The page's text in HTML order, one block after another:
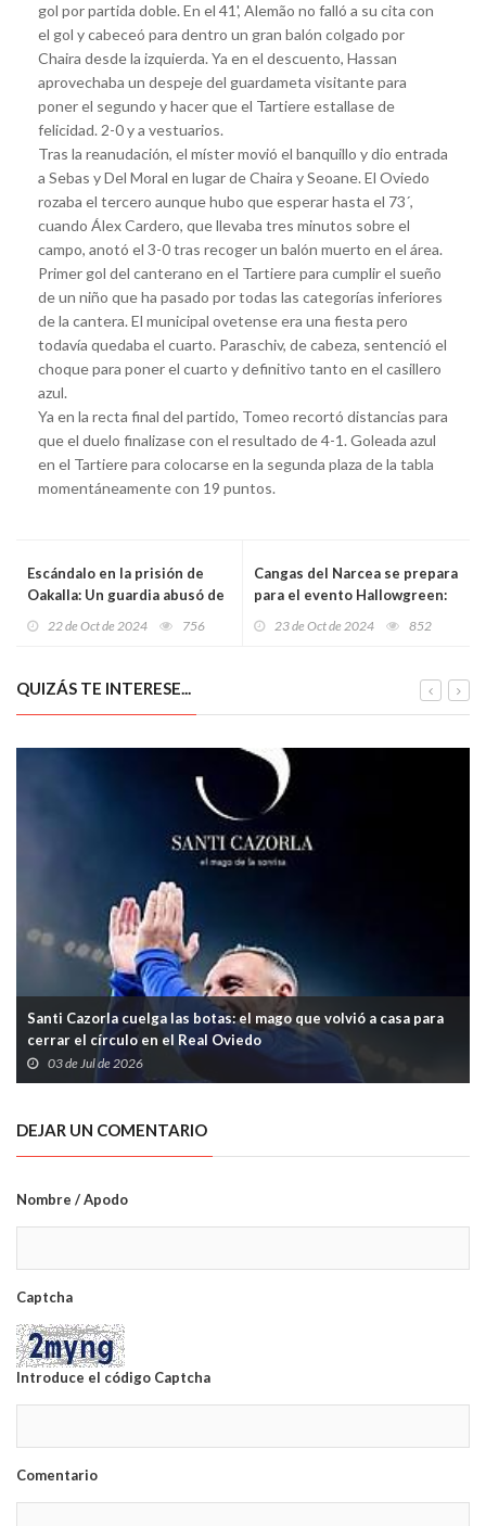
gol por partida doble. En el 41', Alemão no falló a su cita con
el gol y cabeceó para dentro un gran balón colgado por
Chaira desde la izquierda. Ya en el descuento, Hassan
aprovechaba un despeje del guardameta visitante para
poner el segundo y hacer que el Tartiere estallase de
felicidad. 2-0 y a vestuarios.
Tras la reanudación, el míster movió el banquillo y dio entrada
a Sebas y Del Moral en lugar de Chaira y Seoane. El Oviedo
rozaba el tercero aunque hubo que esperar hasta el 73´,
cuando Álex Cardero, que llevaba tres minutos sobre el
campo, anotó el 3-0 tras recoger un balón muerto en el área.
Primer gol del canterano en el Tartiere para cumplir el sueño
de un niño que ha pasado por todas las categorías inferiores
de la cantera. El municipal ovetense era una fiesta pero
todavía quedaba el cuarto. Paraschiv, de cabeza, sentenció el
choque para poner el cuarto y definitivo tanto en el casillero
azul.
Ya en la recta final del partido, Tomeo recortó distancias para
que el duelo finalizase con el resultado de 4-1. Goleada azul
en el Tartiere para colocarse en la segunda plaza de la tabla
momentáneamente con 19 puntos.
Escándalo en la prisión de
Oakalla: Un guardia abusó de
22 de Oct de 2024 756
Cangas del Narcea se prepara
para el evento Hallowgreen:
23 de Oct de 2024 852
QUIZÁS TE INTERESE...
Santi Cazorla cuelga las botas: el mago que volvió a casa para
cerrar el círculo en el Real Oviedo
03 de Jul de 2026
DEJAR UN COMENTARIO
Nombre / Apodo
Captcha
Introduce el código Captcha
Comentario